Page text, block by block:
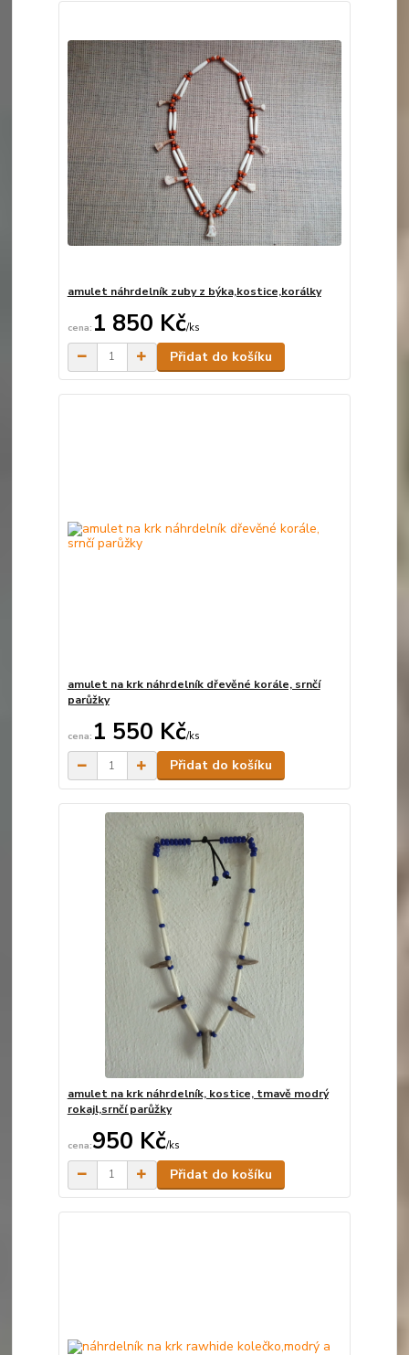
amulet náhrdelník zuby z býka,kostice,korálky
1 850 Kč/ks
Přidat do košíku
amulet na krk náhrdelník dřevěné korále, srnčí
parůžky
1 550 Kč/ks
Přidat do košíku
amulet na krk náhrdelník, kostice, tmavě modrý
rokajl,srnčí parůžky
950 Kč/ks
Přidat do košíku